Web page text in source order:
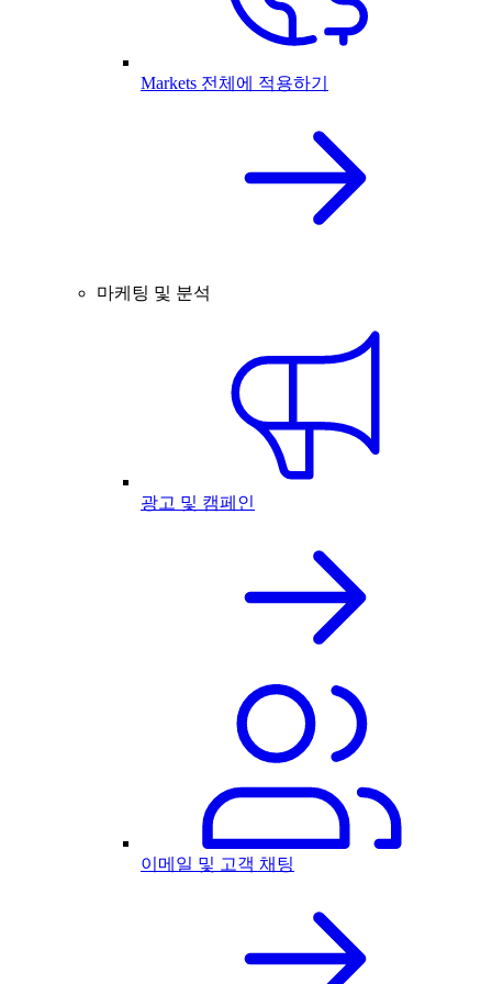
Markets 전체에 적용하기
마케팅 및 분석
광고 및 캠페인
이메일 및 고객 채팅